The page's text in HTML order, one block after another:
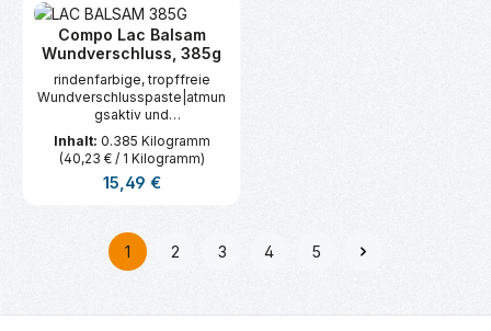
Compo Lac Balsam
Wundverschluss, 385g
rindenfarbige, tropffreie
Wundverschlusspaste|atmun
gsaktiv und
witterungsbeständig
Inhalt: 0.385 Kilogramm
(40,23 € / 1 Kilogramm)
Regulärer Preis:
15,49 €
Seite
1
Seite
2
Seite
3
Seite
4
Seite
5